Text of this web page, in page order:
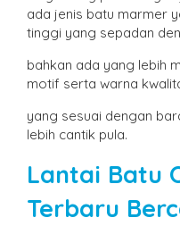
ada jenis batu marmer
tinggi yang sepadan
bahkan ada yang lebih
motif serta warna
yang sesuai dengan
lebih cantik pula.
Lantai Batu
Terbaru